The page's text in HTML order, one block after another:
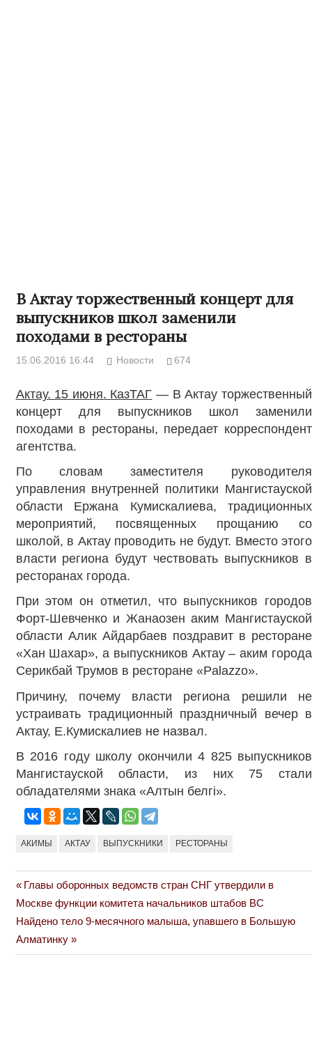
В Актау торжественный концерт для
выпускников школ заменили
походами в рестораны
15.06.2016 16:44 Новости 674
Актау. 15 июня. КазТАГ — В Актау торжественный
концерт для выпускников школ заменили
походами в рестораны, передает корреспондент
агентства.
По словам заместителя руководителя
управления внутренней политики Мангистауской
области Ержана Кумискалиева, традиционных
мероприятий, посвященных прощанию со
школой, в Актау проводить не будут. Вместо этого
власти региона будут чествовать выпускников в
ресторанах города.
При этом он отметил, что выпускников городов
Форт-Шевченко и Жанаозен аким Мангистауской
области Алик Айдарбаев поздравит в ресторане
«Хан Шахар», а выпускников Актау – аким города
Серикбай Трумов в ресторане «Palazzo».
Причину, почему власти региона решили не
устраивать традиционный праздничный вечер в
Актау, Е.Кумискалиев не назвал.
В 2016 году школу окончили 4 825 выпускников
Мангистауской области, из них 75 стали
обладателями знака «Алтын белгi».
АКИМЫ АКТАУ ВЫПУСКНИКИ РЕСТОРАНЫ
Навигация
по
записям
Previous
Post:
Главы оборонных ведомств стран СНГ утвердили в
Москве функции комитета начальников штабов ВС
Next
Post:
Найдено тело 9-месячного малыша, упавшего в Большую
Алматинку